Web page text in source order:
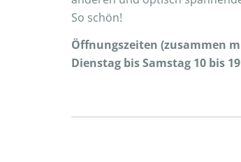
So schön!
Öffnungszeiten (zusammen
Dienstag bis Samstag 10 bis